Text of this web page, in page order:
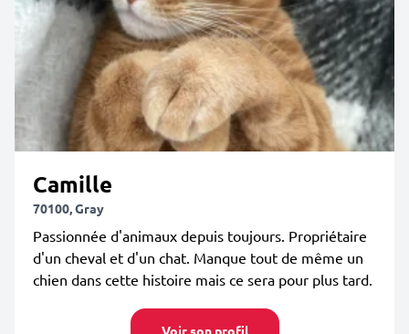
Camille
70100, Gray
Passionnée d'animaux depuis toujours. Propriétaire
d'un cheval et d'un chat. Manque tout de même un
chien dans cette histoire mais ce sera pour plus tard.
Voir son profil